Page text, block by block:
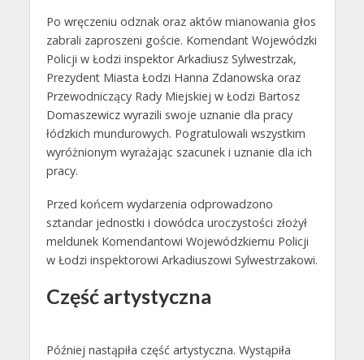
Po wręczeniu odznak oraz aktów mianowania głos
zabrali zaproszeni goście. Komendant Wojewódzki
Policji w Łodzi inspektor Arkadiusz Sylwestrzak,
Prezydent Miasta Łodzi Hanna Zdanowska oraz
Przewodniczący Rady Miejskiej w Łodzi Bartosz
Domaszewicz wyrazili swoje uznanie dla pracy
łódzkich mundurowych. Pogratulowali wszystkim
wyróżnionym wyrażając szacunek i uznanie dla ich
pracy.
Przed końcem wydarzenia odprowadzono
sztandar jednostki i dowódca uroczystości złożył
meldunek Komendantowi Wojewódzkiemu Policji
w Łodzi inspektorowi Arkadiuszowi Sylwestrzakowi.
Część artystyczna
Później nastąpiła część artystyczna. Wystąpiła